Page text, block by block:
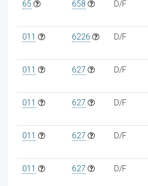
65 658 D/F
011 6226 D/F
011 627 D/F
011 627 D/F
011 627 D/F
011 627 D/F